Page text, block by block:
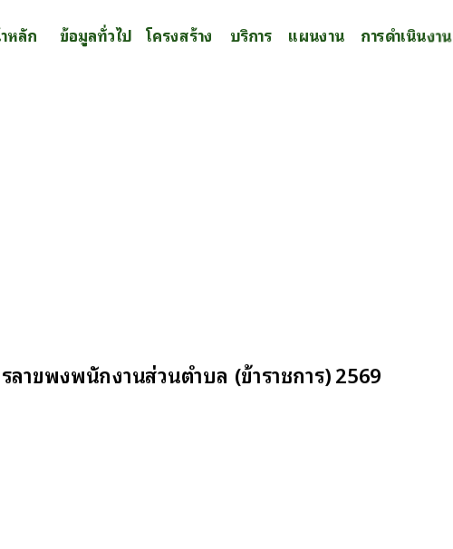
หลัก ข้อมูลทั่วไป โครงสร้าง บริการ แผนงาน การดำเนินงาน
าขพงพนักงานส่วนตำบล (ข้าราชการ) 2569